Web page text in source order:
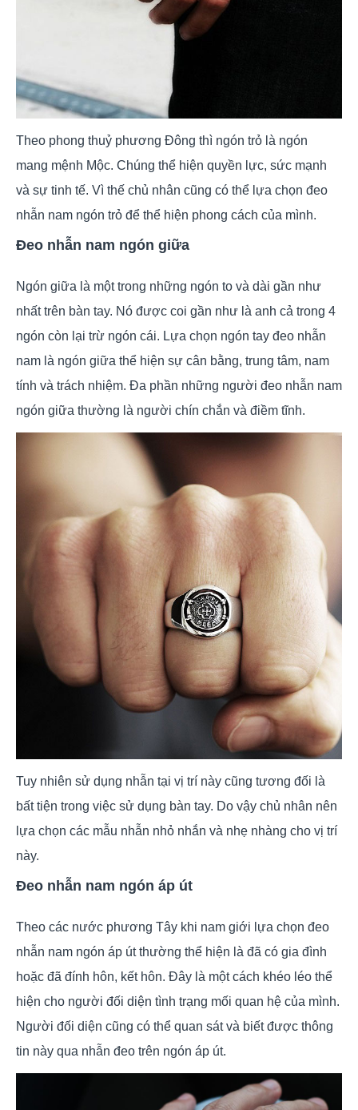
Theo phong thuỷ phương Đông thì ngón trỏ là ngón
mang mệnh Mộc. Chúng thể hiện quyền lực, sức mạnh
và sự tinh tế. Vì thế chủ nhân cũng có thể lựa chọn đeo
nhẫn nam ngón trỏ để thể hiện phong cách của mình.
Đeo nhẫn nam ngón giữa
Ngón giữa là một trong những ngón to và dài gần như
nhất trên bàn tay. Nó được coi gần như là anh cả trong 4
ngón còn lại trừ ngón cái. Lựa chọn ngón tay đeo nhẫn
nam là ngón giữa thể hiện sự cân bằng, trung tâm, nam
tính và trách nhiệm. Đa phần những người đeo nhẫn nam
ngón giữa thường là người chín chắn và điềm tĩnh.
Tuy nhiên sử dụng nhẫn tại vị trí này cũng tương đối là
bất tiện trong việc sử dụng bàn tay. Do vậy chủ nhân nên
lựa chọn các mẫu nhẫn nhỏ nhắn và nhẹ nhàng cho vị trí
này.
Đeo nhẫn nam ngón áp út
Theo các nước phương Tây khi nam giới lựa chọn đeo
nhẫn nam ngón áp út thường thể hiện là đã có gia đình
hoặc đã đính hôn, kết hôn. Đây là một cách khéo léo thể
hiện cho người đối diện tình trạng mối quan hệ của mình.
Người đối diện cũng có thể quan sát và biết được thông
tin này qua nhẫn đeo trên ngón áp út.